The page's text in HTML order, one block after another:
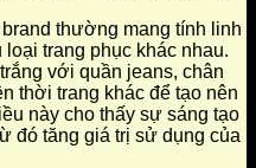
thường mang tính linh
trang phục khác nhau.
với quần jeans, chân
thời trang khác để tạo nên
này cho thấy sự sáng tạo
đó tăng giá trị sử dụng của